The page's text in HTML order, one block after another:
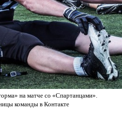
на матче со «Спартанцами».
команды в Контакте